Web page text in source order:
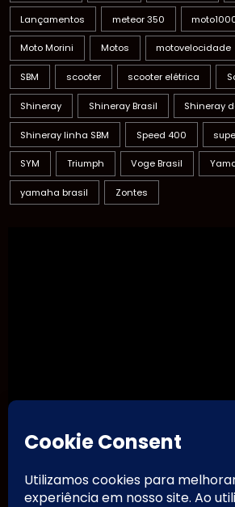
Lançamentos meteor 350
Moto Morini Motos motovelocidade
SBM scooter scooter elétrica
Shineray Shineray Brasil Shineray
Shineray linha SBM Speed 400
SYM Triumph Voge Brasil
yamaha brasil Zontes